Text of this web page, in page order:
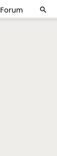
Forum search